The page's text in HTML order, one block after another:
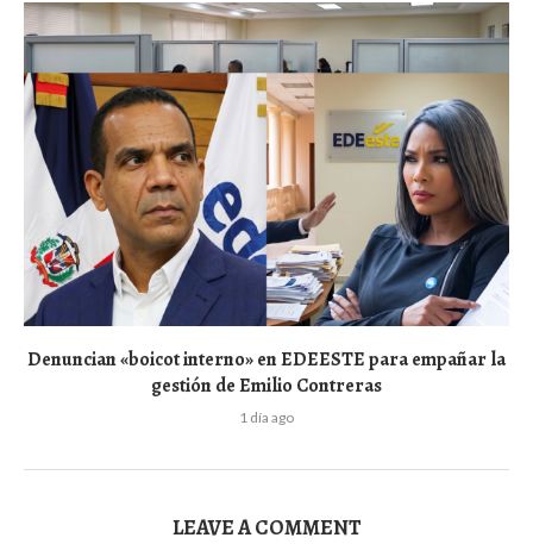
Denuncian «boicot interno» en EDEESTE para empañar la
gestión de Emilio Contreras
1 día ago
LEAVE A COMMENT